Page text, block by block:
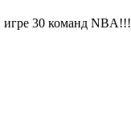
игре 30 команд NBA!!!